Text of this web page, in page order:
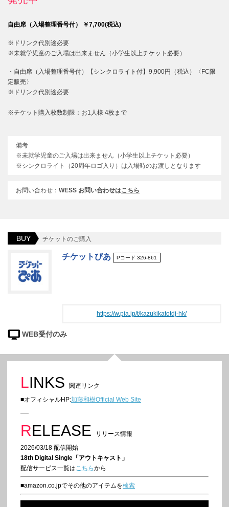
自由席（入場整理番号付） ￥7,700(税込)
※ドリンク代別途必要
※未就学児童のご入場は出来ません（小学生以上チケット必要）
・自由席（入場整理番号付）【シンクロライト付】9,900円（税込）〈FC限
定販売〉
※ドリンク代別途必要
※チケット購入枚数制限：お1人様 4枚まで
備考
※未就学児童のご入場は出来ません（小学生以上チケット必要）
※シンクロライト（20周年ロゴ入り）は入場時のお渡しとなります
お問い合わせ： WESS お問い合わせはこちら
BUY チケットのご購入
チケットぴあ Pコード 326-861
https://w.pia.jp/t/kazukikatotdj-hk/
WEB受付のみ
LINKS
関連リンク
■オフィシャルHP:加藤和樹Official Web Site
RELEASE
リリース情報
2026/03/18 配信開始
18th Digital Single「アウトキャスト」
配信サービス一覧はこちらから
■amazon.co.jpでその他のアイテムを検索